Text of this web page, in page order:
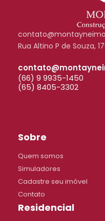
Rua Altino P de Souza,
(66) 9 9935-1450
(65) 8405-3302
Sobre
Quem somos
Simuladores
Cadastre seu imóvel
Contato
Residencial